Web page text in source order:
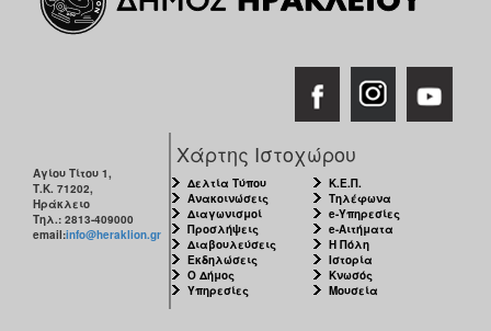
Αγίου Τίτου 1,
Τ.Κ. 71202,
Ηράκλειο
Τηλ.: 2813-409000
email:info@heraklion.gr
Χάρτης Ιστοχώρου
Δελτία Τύπου
Ανακοινώσεις
Διαγωνισμοί
Προσλήψεις
Διαβουλεύσεις
Εκδηλώσεις
Ο Δήμος
Υπηρεσίες
Κ.Ε.Π.
Τηλέφωνα
e-Υπηρεσίες
e-Αιτήματα
Η Πόλη
Ιστορία
Κνωσός
Μουσεία